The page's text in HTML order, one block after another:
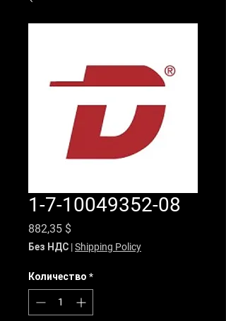
1-7-10049352-08
882,35 $
Без НДС |Shipping Policy
Количество *